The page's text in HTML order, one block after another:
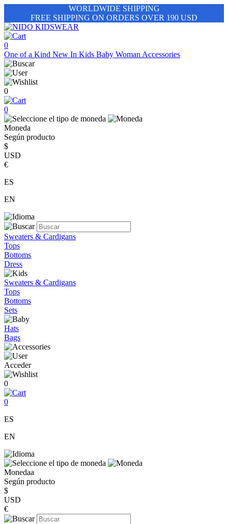
WORLDWIDE SHIPPING
FREE SHIPPING ON ORDERS OVER 190 USD
0
One of a Kind New In Kids Baby Woman Accessories
0
0
Moneda
Según producto
$
USD
€
ES
EN
Sweaters & Cardigans
Tops
Bottoms
Dress
Sweaters & Cardigans
Tops
Bottoms
Sets
Hats
Bags
Acceder
0
0
ES
EN
Monedaa
Según producto
$
USD
€